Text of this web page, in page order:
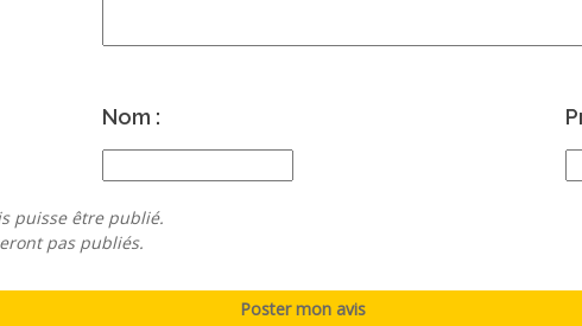
Nom :
puisse être publié.
pas publiés.